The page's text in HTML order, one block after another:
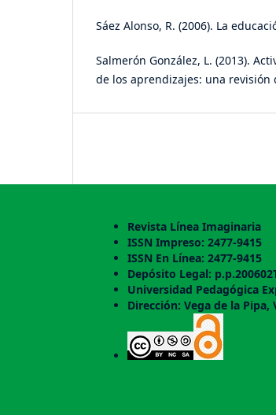
Sáez Alonso, R. (2006). La
Salmerón González, L. (2013).
de los aprendizajes: una
Revista Línea Imaginaria
ISSN Impreso: 2477-9415
ISSN En Línea: 2477-9415
Depósito Legal:
Universidad Pedagógica
Dirección: Vega de la Pipa,